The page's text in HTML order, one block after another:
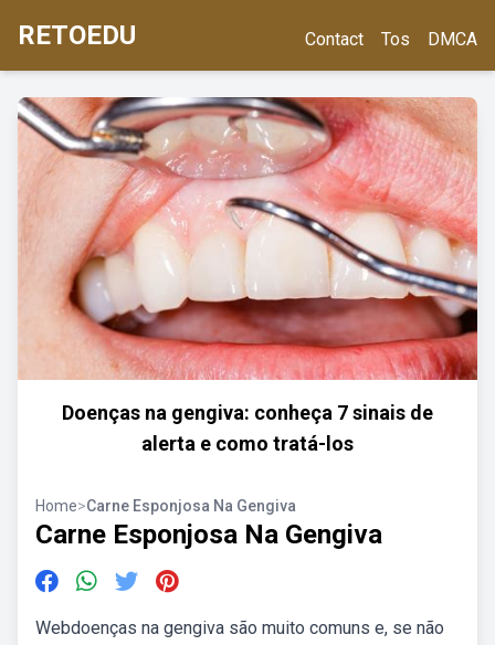
RETOEDU Contact Tos DMCA
Doenças na gengiva: conheça 7 sinais de
alerta e como tratá-los
Home>Carne Esponjosa Na Gengiva
Carne Esponjosa Na Gengiva
Webdoenças na gengiva são muito comuns e, se não